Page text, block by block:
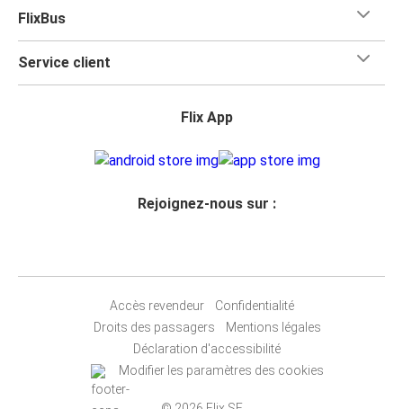
FlixBus
Service client
Flix App
Rejoignez-nous sur :
Accès revendeur
Confidentialité
Droits des passagers
Mentions légales
Déclaration d'accessibilité
Modifier les paramètres des cookies